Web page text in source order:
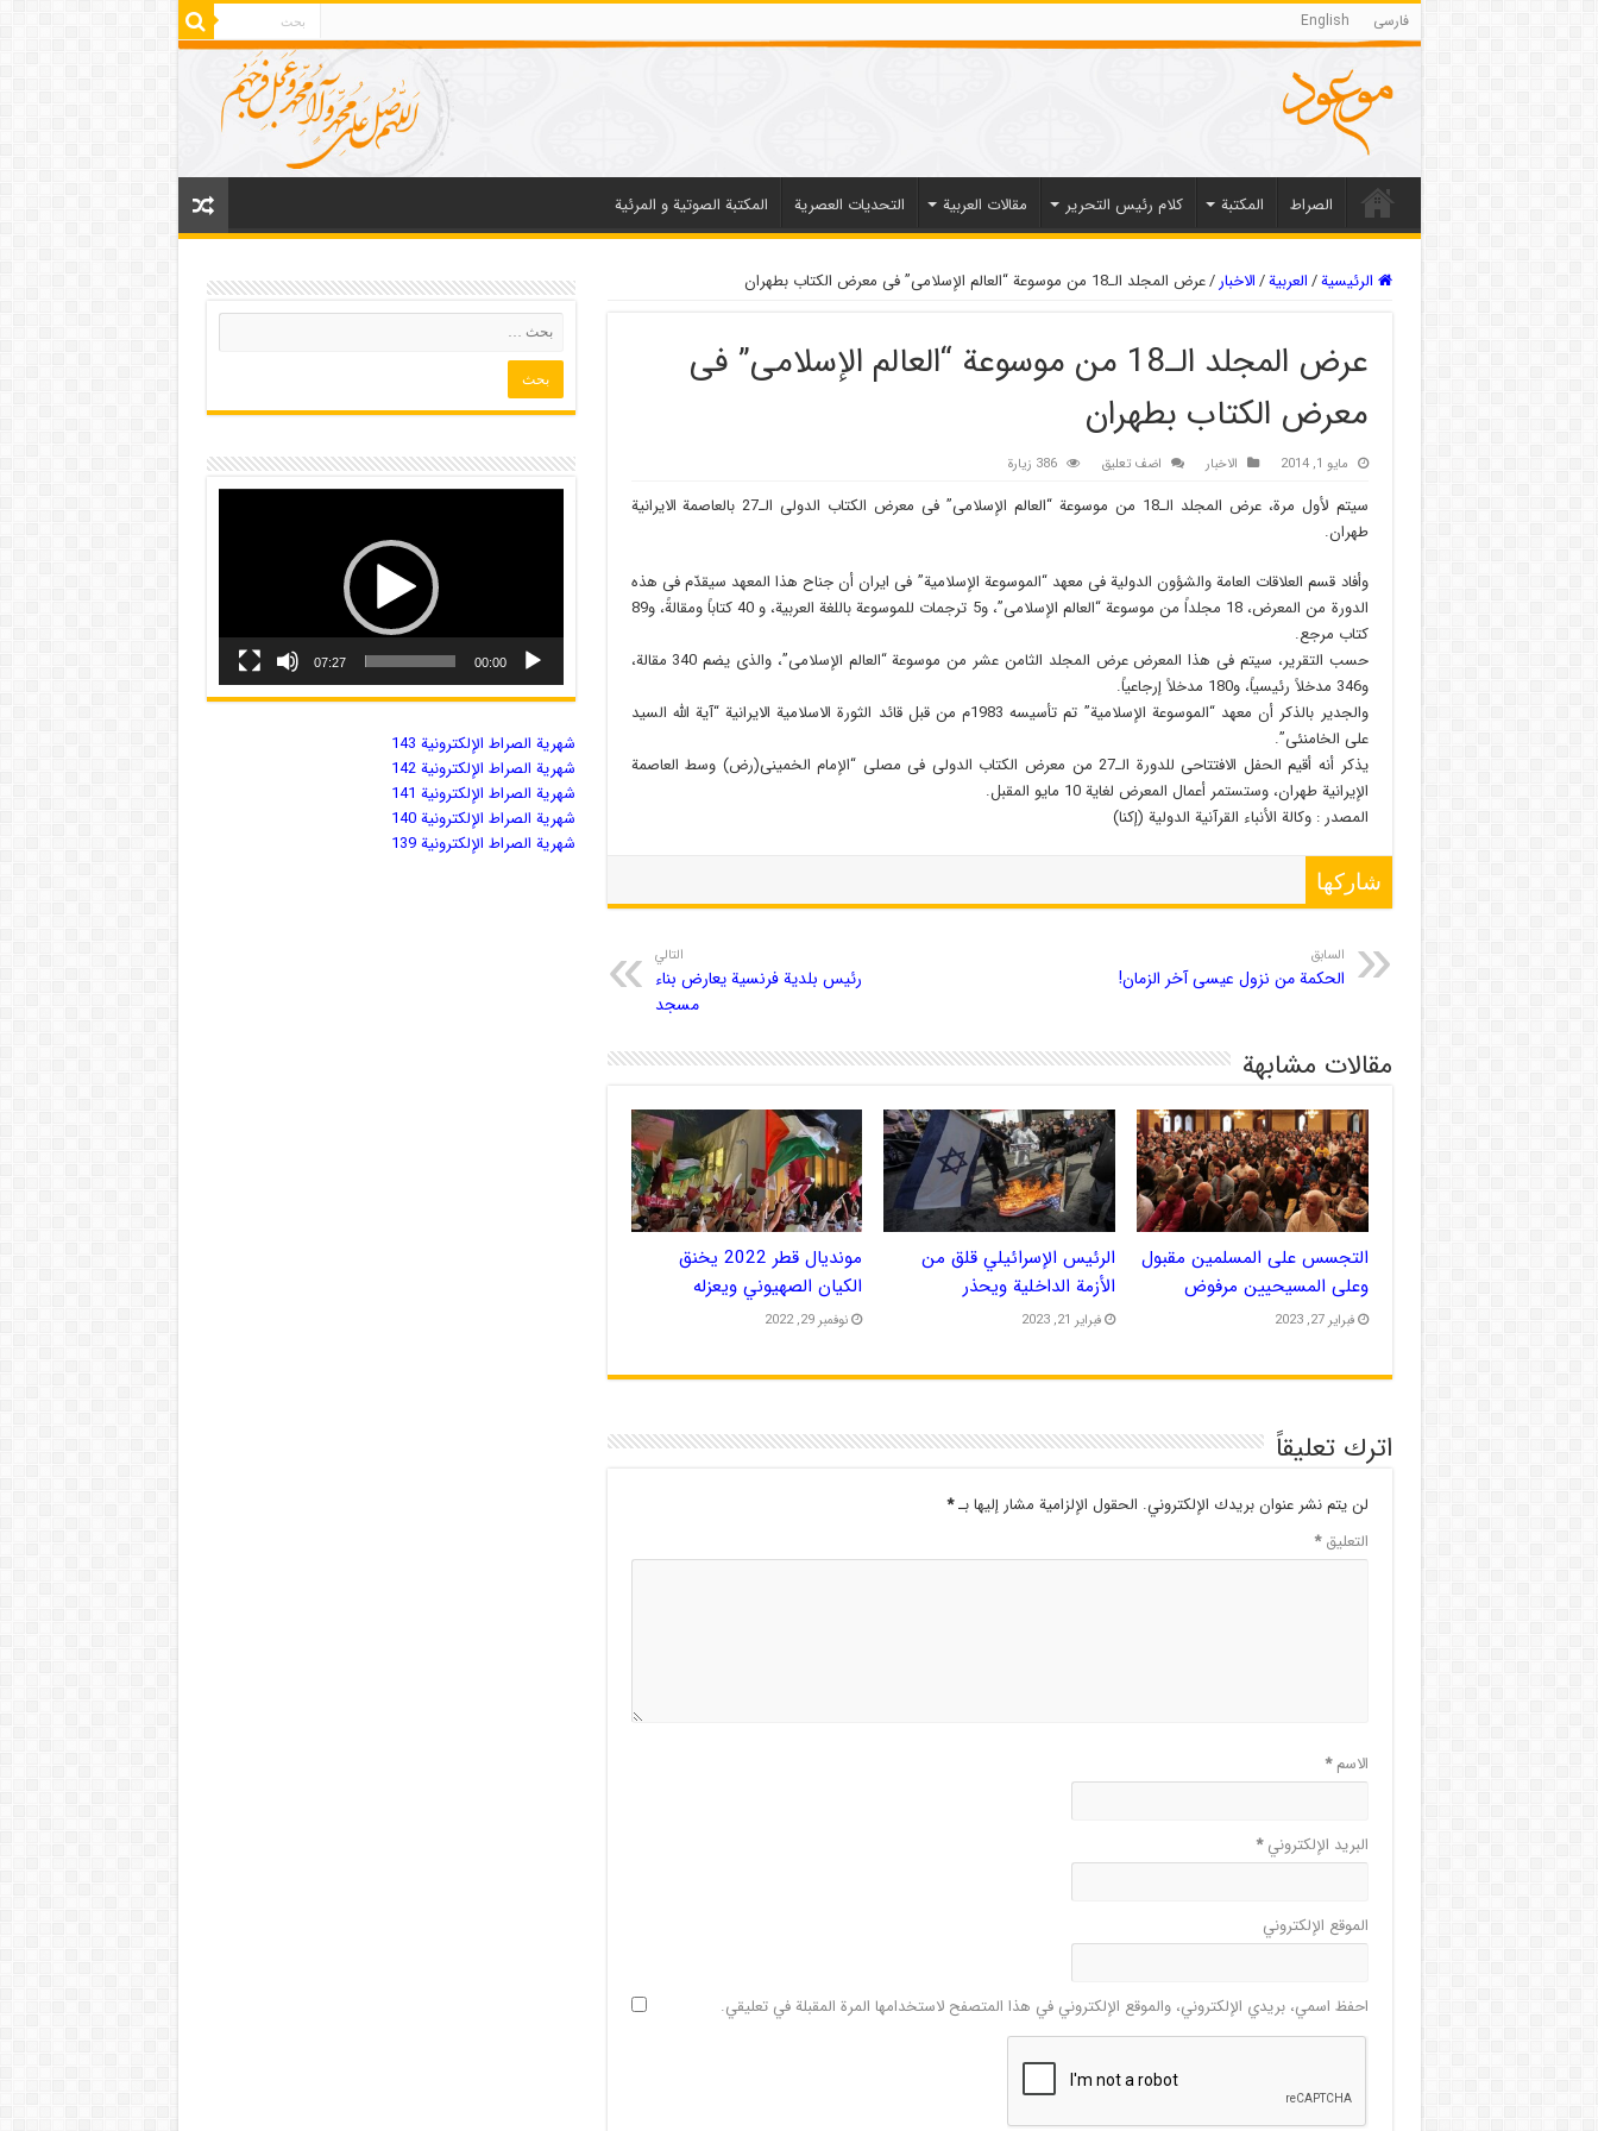
فارسی English
الصراط المکتبة كلام رئيس التحرير مقالات العربیة التحديات العصرية المكتبة الصوتية و المرئية
الرئيسية/العربیة/الاخبار /عرض المجلد الـ18 من موسوعة “العالم الإسلامی” فی معرض الکتاب بطهران
عرض المجلد الـ18 من موسوعة “العالم الإسلامی” فی
معرض الکتاب بطهران
مايو 1, 2014 الاخبار اضف تعليق 386 زيارة
سیتم لأول مرة، عرض المجلد الـ18 من موسوعة “العالم الإسلامی” فی معرض الکتاب الدولی الـ27 بالعاصمة الایرانیة
طهران.
وأفاد قسم العلاقات العامة والشؤون الدولیة فی معهد “الموسوعة الإسلامیة” فی ایران أن جناح هذا المعهد سیقدّم فی هذه
الدورة من المعرض، 18 مجلداً من موسوعة “العالم الإسلامی”، و5 ترجمات للموسوعة باللغة العربیة، و 40 کتاباً ومقالةً، و89
کتاب مرجع.
حسب التقریر، سیتم فی هذا المعرض عرض المجلد الثامن عشر من موسوعة “العالم الإسلامی”، والذی یضم 340 مقالة،
و346 مدخلاً رئیسیاً، و180 مدخلاً إرجاعیاً.
والجدیر بالذکر أن معهد “الموسوعة الإسلامیة” تم تأسیسه 1983م من قبل قائد الثورة الاسلامیة الایرانیة “آیة الله السید
علی الخامنئی”.
یذکر أنه أقیم الحفل الافتتاحی للدورة الـ27 من معرض الکتاب الدولی فی مصلی “الإمام الخمینی(رض) وسط العاصمة
الإیرانیة طهران، وستستمر أعمال المعرض لغایة 10 مایو المقبل.
المصدر : وکالة الأنباء القرآنیة الدولیة (إکنا)
شاركها
السابق
الحكمة من نزول عيسى آخر الزمان!
التالي
رئیس بلدیة فرنسیة یعارض بناء
مسجد
مقالات مشابهة
التجسس على المسلمين مقبول
وعلى المسيحيين مرفوض
فبراير 27, 2023
الرئيس الإسرائيلي قلق من
الأزمة الداخلية ويحذر
فبراير 21, 2023
مونديال قطر 2022 يخنق
الكيان الصهيوني ويعزله
نوفمبر 29, 2022
اترك تعليقاً
لن يتم نشر عنوان بريدك الإلكتروني. الحقول الإلزامية مشار إليها بـ*
التعليق*
الاسم*
البريد الإلكتروني*
الموقع الإلكتروني
احفظ اسمي، بريدي الإلكتروني، والموقع الإلكتروني في هذا المتصفح لاستخدامها المرة المقبلة في تعليقي.
00:00
07:27
شهریة الصراط الإلكترونية 143
شهریة الصراط الإلكترونية 142
شهریة الصراط الإلكترونية 141
شهریة الصراط الإلكترونية 140
شهریة الصراط الإلكترونية 139